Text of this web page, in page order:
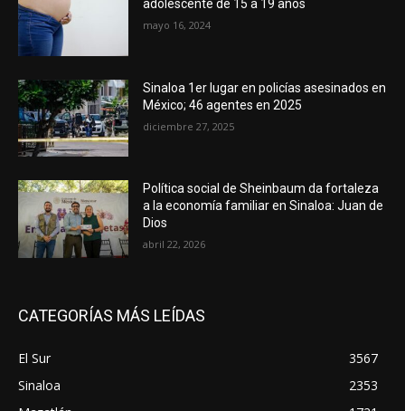
adolescente de 15 a 19 años
mayo 16, 2024
Sinaloa 1er lugar en policías asesinados en
México; 46 agentes en 2025
diciembre 27, 2025
Política social de Sheinbaum da fortaleza
a la economía familiar en Sinaloa: Juan de
Dios
abril 22, 2026
CATEGORÍAS MÁS LEÍDAS
El Sur
3567
Sinaloa
2353